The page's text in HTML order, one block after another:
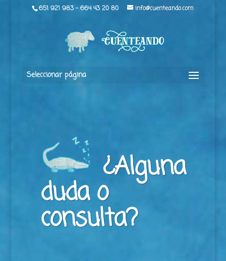
651 921 983 - 664 43 20 80 info@cuenteando.com
Seleccionar página
¿Alguna
duda o
consulta?